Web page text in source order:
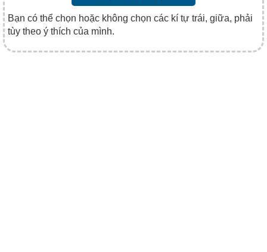
Bạn có thể chọn hoặc không chọn các kí tự trái, giữa, phải
tùy theo ý thích của mình.